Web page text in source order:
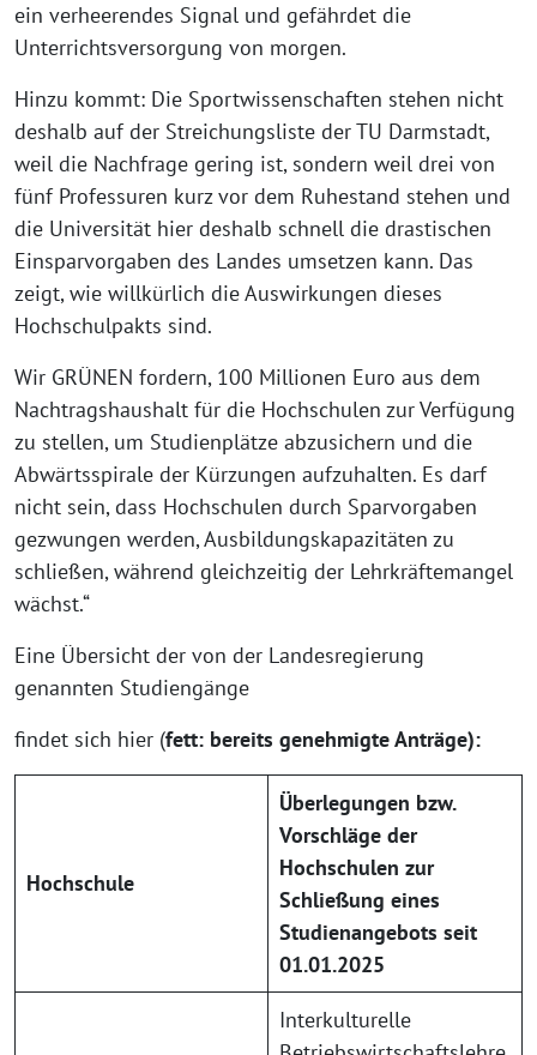
ein verheerendes Signal und gefährdet die
Unterrichtsversorgung von morgen.
Hinzu kommt: Die Sportwissenschaften stehen nicht
deshalb auf der Streichungsliste der TU Darmstadt,
weil die Nachfrage gering ist, sondern weil drei von
fünf Professuren kurz vor dem Ruhestand stehen und
die Universität hier deshalb schnell die drastischen
Einsparvorgaben des Landes umsetzen kann. Das
zeigt, wie willkürlich die Auswirkungen dieses
Hochschulpakts sind.
Wir GRÜNEN fordern, 100 Millionen Euro aus dem
Nachtragshaushalt für die Hochschulen zur Verfügung
zu stellen, um Studienplätze abzusichern und die
Abwärtsspirale der Kürzungen aufzuhalten. Es darf
nicht sein, dass Hochschulen durch Sparvorgaben
gezwungen werden, Ausbildungskapazitäten zu
schließen, während gleichzeitig der Lehrkräftemangel
wächst.“
Eine Übersicht der von der Landesregierung
genannten Studiengänge
findet sich hier (fett: bereits genehmigte Anträge):
Hochschule
Überlegungen bzw.
Vorschläge der
Hochschulen zur
Schließung eines
Studienangebots seit
01.01.2025
Interkulturelle